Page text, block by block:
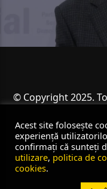
© Copyright 2025.
Acest site folosește
experiență
confirmați că sunteți
utilizare, politica de
cookies.